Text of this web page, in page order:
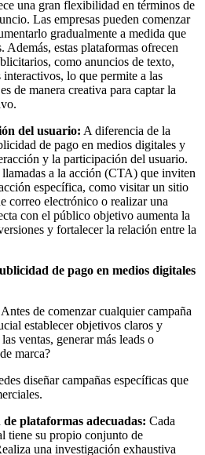
una gran flexibilidad en términos de
Las empresas pueden comenzar
gradualmente a medida que
Además, estas plataformas ofrecen
como anuncios de texto,
lo que permite a las
de manera creativa para captar la
del usuario: A diferencia de la
de pago en medios digitales y
y la participación del usuario.
a la acción (CTA) que inviten
específica, como visitar un sitio
correo electrónico o realizar una
con el público objetivo aumenta la
y fortalecer la relación entre la
de pago en medios digitales
Antes de comenzar cualquier campaña
establecer objetivos claros y
ventas, generar más leads o
marca?
diseñar campañas específicas que
plataformas adecuadas: Cada
tiene su propio conjunto de
una investigación exhaustiva